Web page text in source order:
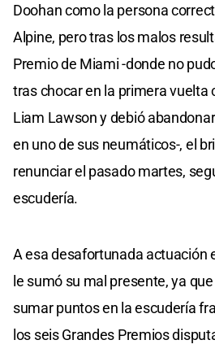
Doohan como la persona
Alpine, pero tras los malos
Premio de Miami -donde no
tras chocar en la primera vuelta
Liam Lawson y debió
en uno de sus neumáticos-, el
renunciar el pasado martes,
escudería.
A esa desafortunada actuación
le sumó su mal presente, ya
sumar puntos en la escudería
los seis Grandes Premios